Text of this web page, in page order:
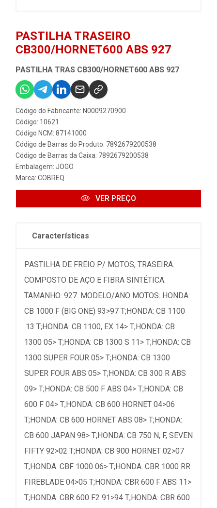
PASTILHA TRASEIRO
CB300/HORNET600 ABS 927
PASTILHA TRAS CB300/HORNET600 ABS 927
Código do Fabricante: N0009270900
Código: 10621
Código NCM: 87141000
Código de Barras do Produto: 7892679200538
Código de Barras da Caixa: 7892679200538
Embalagem: JOGO
Marca: COBREQ
VER PREÇO
Características
PASTILHA DE FREIO P/ MOTOS, TRASEIRA.
COMPOSTO DE AÇO E FIBRA SINTÉTICA.
TAMANHO: 927. MODELO/ANO MOTOS: HONDA:
CB 1000 F (BIG ONE) 93>97 T;HONDA: CB 1100
.13 T;HONDA: CB 1100, EX 14> T;HONDA: CB
1300 05> T;HONDA: CB 1300 S 11> T;HONDA: CB
1300 SUPER FOUR 05> T;HONDA: CB 1300
SUPER FOUR ABS 05> T;HONDA: CB 300 R ABS
09> T;HONDA: CB 500 F ABS 04> T;HONDA: CB
600 F 04> T;HONDA: CB 600 HORNET 04>06
T;HONDA: CB 600 HORNET ABS 08> T;HONDA:
CB 600 JAPAN 98> T;HONDA: CB 750 N, F, SEVEN
FIFTY 92>02 T;HONDA: CB 900 HORNET 02>07
T;HONDA: CBF 1000 06> T;HONDA: CBR 1000 RR
FIREBLADE 04>05 T;HONDA: CBR 600 F ABS 11>
T;HONDA: CBR 600 F2 91>94 T;HONDA: CBR 600